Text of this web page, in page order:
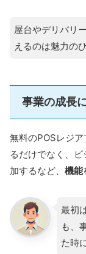
屋台やデリバリ
えるのは魅力の
事業の成長
無料のPOSレジ
るだけでなく、
加するなど、 機能
最初
も、
た時